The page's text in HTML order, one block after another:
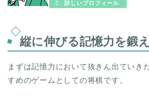
詳しいプロフィール
縦に伸びる記憶力を鍛
まずは記憶力において抜きん出ていき
すめのゲームとしての将棋です。